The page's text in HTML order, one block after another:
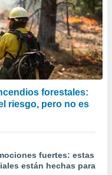
forestales:
riesgo, pero no es
fuertes: estas
están hechas para